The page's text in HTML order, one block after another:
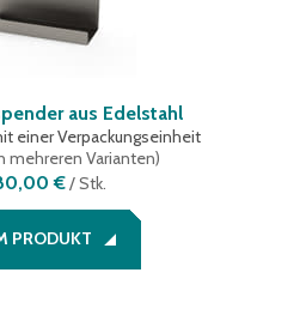
aus Edelstahl
einer Verpackungseinheit
mehreren Varianten)
€/ Stk.
PRODUKT